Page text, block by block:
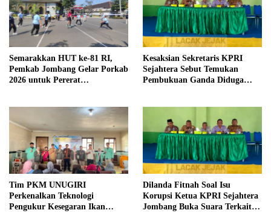
Semarakkan HUT ke-81 RI,
Pemkab Jombang Gelar Porkab
2026 untuk Pererat
Kesaksian Sekretaris KPRI
Sejahtera Sebut Temukan
Pembukuan Ganda Diduga
Tim PKM UNUGIRI
Perkenalkan Teknologi
Pengukur Kesegaran Ikan
Dilanda Fitnah Soal Isu
Korupsi Ketua KPRI Sejahtera
Jombang Buka Suara Terkait